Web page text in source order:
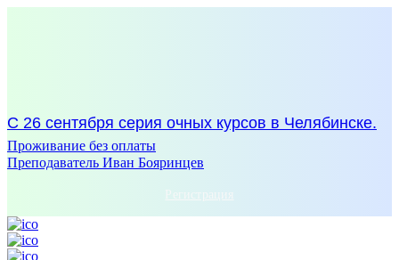
С 26 сентября серия очных курсов в Челябинске.
Проживание без оплаты
Преподаватель Иван Бояринцев
Регистрация